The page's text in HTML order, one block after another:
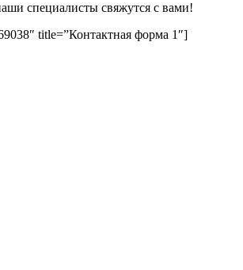
специалисты свяжутся с вами!
title=”Контактная форма 1″]